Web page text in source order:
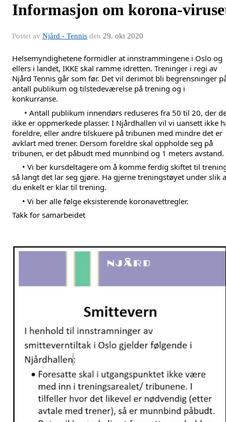
Informasjon om korona-
Postet av Njård - Tennis den 29. okt 2020
Helsemyndighetene formidler at innstrammingene i Oslo og
ellers i landet, IKKE skal ramme idretten. Treninger i regi av
Njård Tennis går som før. Det vil derimot bli begrensninger
antall publikum og tilstedeværelse på trening og i
konkurranse.
• Antall publikum innendørs reduseres fra 50 til 20, der
ikke er oppmerkede plasser. I Njårdhallen vil vi uansett ikke
foreldre, eller andre tilskuere på tribunen med mindre det er
avklart med trener. Dersom foreldre skal oppholde seg på
tribunen, er det påbudt med munnbind og 1 meters avstand.
• Vi ber kursdeltagere om å komme ferdig skiftet til
så langt det lar seg gjøre. Ha gjerne treningstøyet under slik
du enkelt er klar til trening.
• Vi ber alle følge eksisterende koronavettregler.
Takk for samarbeidet